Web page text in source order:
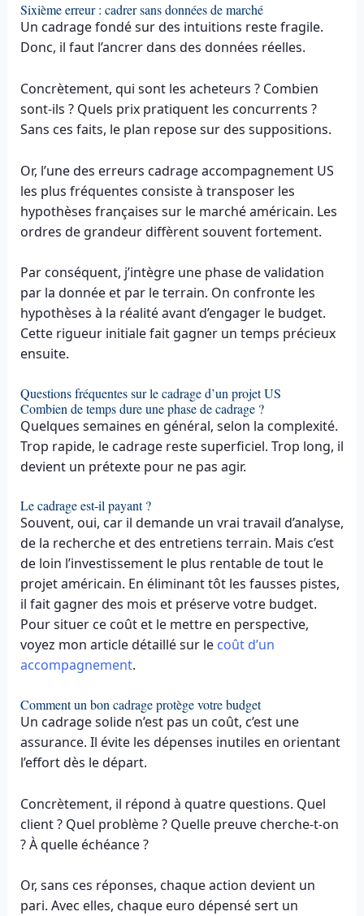
Sixième erreur : cadrer sans données de marché
Un cadrage fondé sur des intuitions reste fragile.
Donc, il faut l’ancrer dans des données réelles.
Concrètement, qui sont les acheteurs ? Combien
sont-ils ? Quels prix pratiquent les concurrents ?
Sans ces faits, le plan repose sur des suppositions.
Or, l’une des erreurs cadrage accompagnement US
les plus fréquentes consiste à transposer les
hypothèses françaises sur le marché américain. Les
ordres de grandeur diffèrent souvent fortement.
Par conséquent, j’intègre une phase de validation
par la donnée et par le terrain. On confronte les
hypothèses à la réalité avant d’engager le budget.
Cette rigueur initiale fait gagner un temps précieux
ensuite.
Questions fréquentes sur le cadrage d’un projet US
Combien de temps dure une phase de cadrage ?
Quelques semaines en général, selon la complexité.
Trop rapide, le cadrage reste superficiel. Trop long, il
devient un prétexte pour ne pas agir.
Le cadrage est-il payant ?
Souvent, oui, car il demande un vrai travail d’analyse,
de la recherche et des entretiens terrain. Mais c’est
de loin l’investissement le plus rentable de tout le
projet américain. En éliminant tôt les fausses pistes,
il fait gagner des mois et préserve votre budget.
Pour situer ce coût et le mettre en perspective,
voyez mon article détaillé sur le coût d’un
accompagnement.
Comment un bon cadrage protège votre budget
Un cadrage solide n’est pas un coût, c’est une
assurance. Il évite les dépenses inutiles en orientant
l’effort dès le départ.
Concrètement, il répond à quatre questions. Quel
client ? Quel problème ? Quelle preuve cherche-t-on
? À quelle échéance ?
Or, sans ces réponses, chaque action devient un
pari. Avec elles, chaque euro dépensé sert un